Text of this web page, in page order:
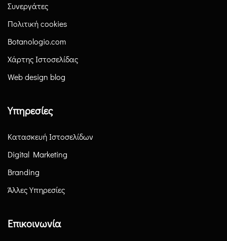
Συνεργάτες
Πολιτική cookies
Botanologio.com
Χάρτης Ιστοσελίδας
Web design blog
Υπηρεσίες
Κατασκευή Ιστοσελίδων
Digital Marketing
Branding
Άλλες Υπηρεσίες
Επικοινωνία